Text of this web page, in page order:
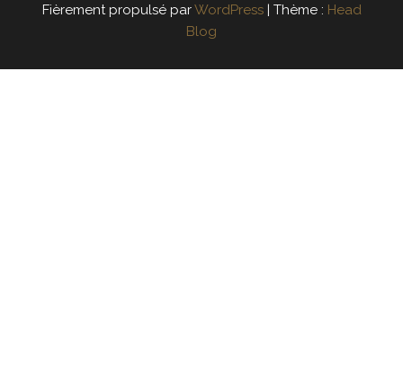
Fièrement propulsé parWordPress | Thème : Head
Blog